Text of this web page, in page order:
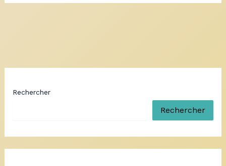
Rechercher
Rechercher